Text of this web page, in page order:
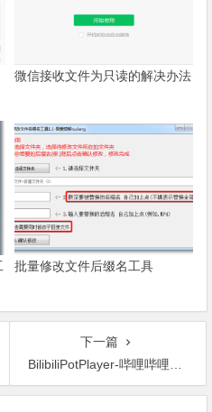
微信接收文件为只读的解决办法
批量修改文件后缀名工具
下一篇
BilibiliPotPlayer-哔哩哔哩插件,直接在PotPlayer中播放哔哩哔哩中的视频、直播和音乐